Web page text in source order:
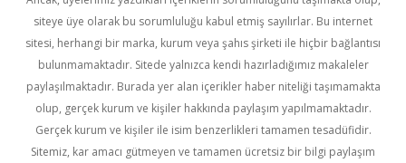
siteye üye olarak bu sorumluluğu kabul etmiş sayılırlar. Bu internet
sitesi, herhangi bir marka, kurum veya şahıs şirketi ile hiçbir bağlantısı
bulunmamaktadır. Sitede yalnızca kendi hazırladığımız makaleler
paylaşılmaktadır. Burada yer alan içerikler haber niteliği taşımamakta
olup, gerçek kurum ve kişiler hakkında paylaşım yapılmamaktadır.
Gerçek kurum ve kişiler ile isim benzerlikleri tamamen tesadüfidir.
Sitemiz, kar amacı gütmeyen ve tamamen ücretsiz bir bilgi paylaşım